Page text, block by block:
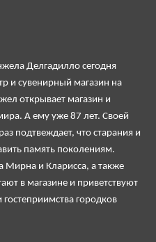
Делгадилло сегодня
и сувенирный магазин на
открывает магазин и
А ему уже 87 лет. Своей
подтвеждает, что старания и
память поколениям.
Мирна и Кларисса, а также
в магазине и приветствуют
городков